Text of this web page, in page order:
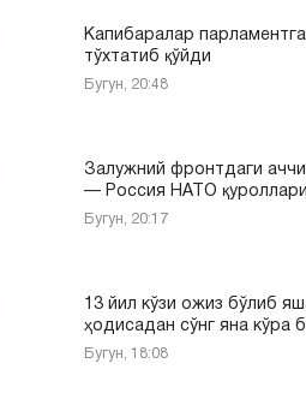
Капибаралар
тўхтатиб қўйди
Бугун, 20:48
Залужний фронтдаги
— Россия НАТО
Бугун, 20:17
13 йил кўзи ожиз бўлиб
ҳодисадан сўнг яна кўра
Бугун, 18:08